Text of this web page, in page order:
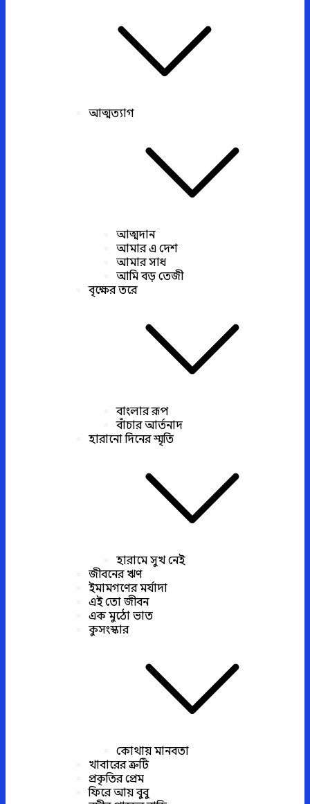
আত্মত্যাগ
আত্মদান
আমার এ দেশ
আমার সাধ
আমি বড় তেজী
বৃক্ষের তরে
বাংলার রূপ
বাঁচার আর্তনাদ
হারানো দিনের স্মৃতি
হারামে সুখ নেই
জীবনের ঋণ
ইমামগণের মর্যাদা
এই তো জীবন
এক মুঠো ভাত
কুসংস্কার
কোথায় মানবতা
খাবারের ত্রুটি
প্রকৃতির প্রেম
ফিরে আয় বুবু